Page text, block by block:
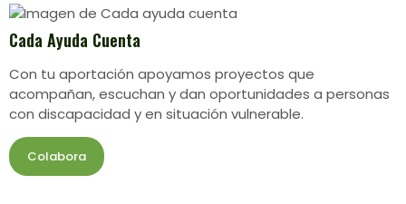
Cada Ayuda Cuenta
Con tu aportación apoyamos proyectos que
acompañan, escuchan y dan oportunidades a personas
con discapacidad y en situación vulnerable.
Colabora